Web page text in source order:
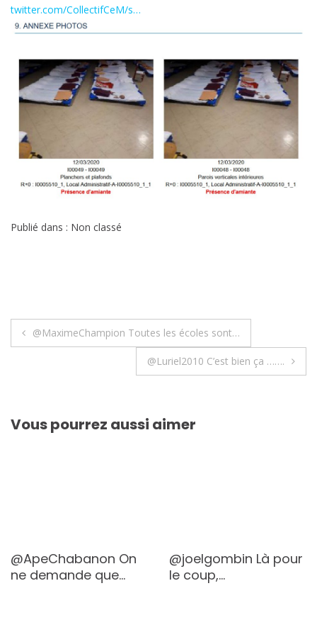
twitter.com/CollectifCeM/s…
Publié dans : Non classé
Navigation
@MaximeChampion Toutes les écoles sont…
@Luriel2010 C’est bien ça …….
Vous pourrez aussi aimer
@ApeChabanon On
ne demande que…
@joelgombin Là pour
le coup,…